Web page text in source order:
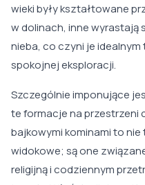
wieki były kształtowane
w dolinach, inne wyrastają
nieba, co czyni je
spokojnej eksploracji.
Szczególnie imponujące
te formacje na przestrzeni
bajkowymi kominami to
widokowe; są one
religijną i codziennym